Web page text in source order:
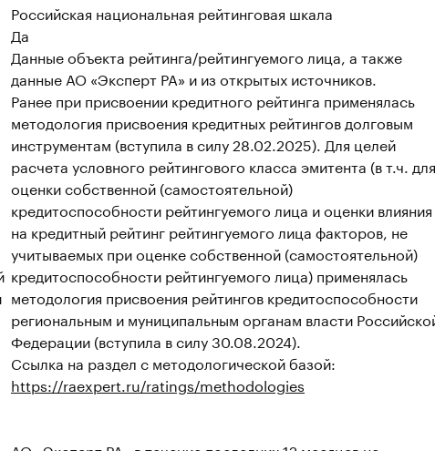
Российская национальная рейтинговая шкала
Да
Данные объекта рейтинга/рейтингуемого лица, а также
данные АО «Эксперт РА» и из открытых источников.
Ранее при присвоении кредитного рейтинга применялась
методология присвоения кредитных рейтингов долговым
инструментам (вступила в силу 28.02.2025). Для целей
расчета условного рейтингового класса эмитента (в т.ч. для
оценки собственной (самостоятельной)
кредитоспособности рейтингуемого лица и оценки влияния
на кредитный рейтинг рейтингуемого лица факторов, не
учитываемых при оценке собственной (самостоятельной)
кредитоспособности рейтингуемого лица) применялась
методология присвоения рейтингов кредитоспособности
региональным и муниципальным органам власти
Федерации (вступила в силу 30.08.2024).
Ссылка на раздел с методологической базой:
https://raexpert.ru/ratings/methodologies